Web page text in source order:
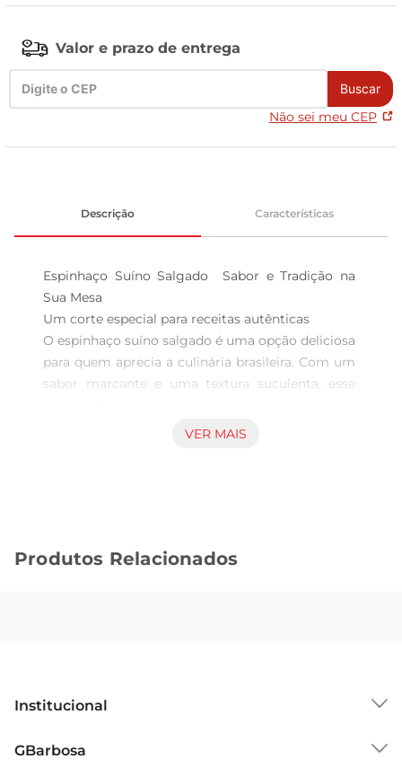
Valor e prazo de entrega
Buscar
Não sei meu CEP
Descrição Características
Espinhaço Suíno Salgado  Sabor e Tradição na
Sua Mesa
Um corte especial para receitas autênticas
O espinhaço suíno salgado é uma opção deliciosa
para quem aprecia a culinária brasileira. Com um
sabor marcante e uma textura suculenta, esse
tradição e ao aconchego da comida caseira. Seja
utilizado em diversas preparações. Desde um
com pratos que aquecem o coração.
O sabor do espinhaço suínosalgado é
VER MAIS
Produtos Relacionados
Institucional
Grupo Cencosud
GBarbosa